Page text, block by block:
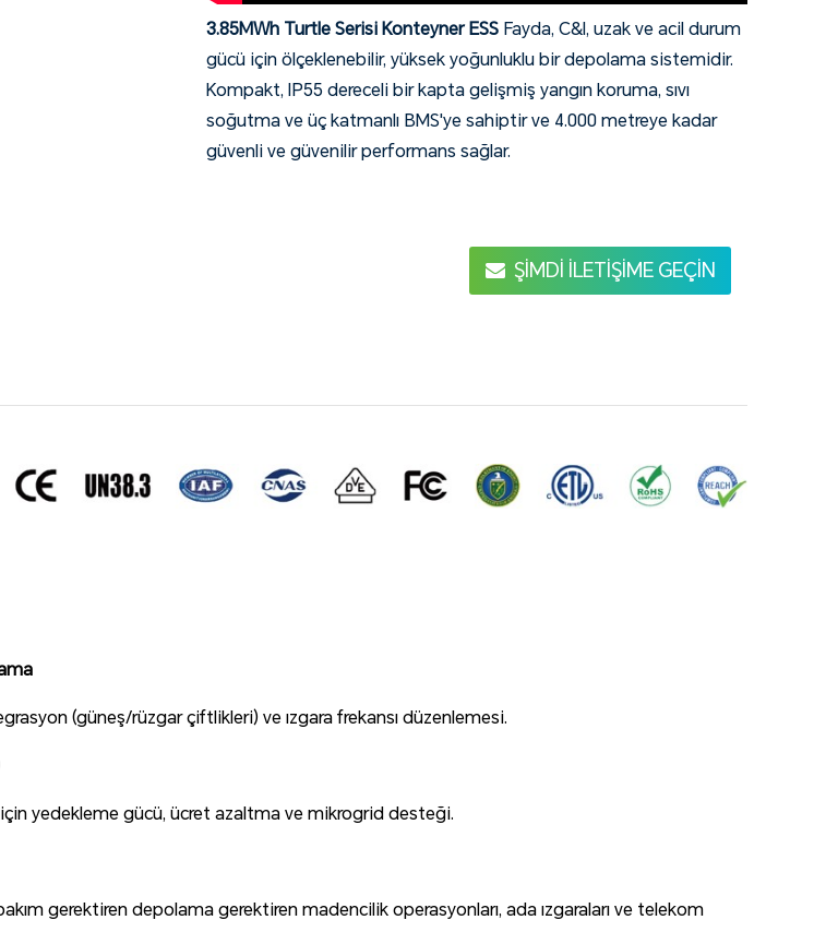
3.85MWh Turtle Serisi Konteyner ESS Fayda, C&I, uzak ve acil durum
gücü için ölçeklenebilir, yüksek yoğunluklu bir depolama sistemidir.
Kompakt, IP55 dereceli bir kapta gelişmiş yangın koruma, sıvı
soğutma ve üç katmanlı BMS'ye sahiptir ve 4.000 metreye kadar
güvenli ve güvenilir performans sağlar.
ŞIMDI ILETIŞIME GEÇIN
(güneş/rüzgar çiftlikleri) ve ızgara frekansı düzenlemesi.
yedekleme gücü, ücret azaltma ve mikrogrid desteği.
gerektiren depolama gerektiren madencilik operasyonları, ada ızgaraları ve telekom